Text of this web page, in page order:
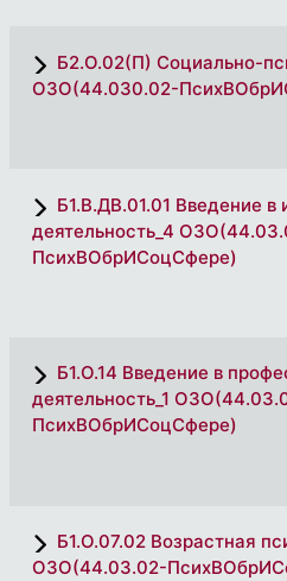
Б2.О.02(П) Социально-
ОЗО(44.030.02-
Б1.В.ДВ.01.01 Введение в
деятельность_4
ПсихВОбрИСоцСфере)
Б1.О.14 Введение в
деятельность_1
ПсихВОбрИСоцСфере)
Б1.О.07.02 Возрастная
ОЗО(44.03.02-